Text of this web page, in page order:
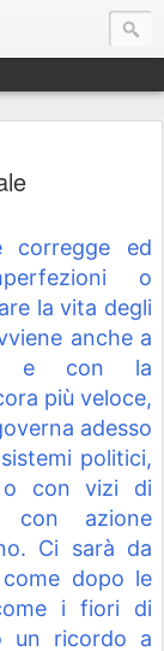
corregge ed
o
la vita degli
anche a
e con la
più veloce,
adesso
politici,
o con vizi di
con azione
Ci sarà da
dopo le
i fiori di
un ricordo a